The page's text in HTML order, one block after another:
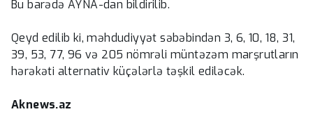
Bu barədə AYNA-dan bildirilib.
Qeyd edilib ki, məhdudiyyət səbəbindən 3, 6, 10, 18, 31,
39, 53, 77, 96 və 205 nömrəli müntəzəm marşrutların
hərəkəti alternativ küçələrlə təşkil ediləcək.
Aknews.az